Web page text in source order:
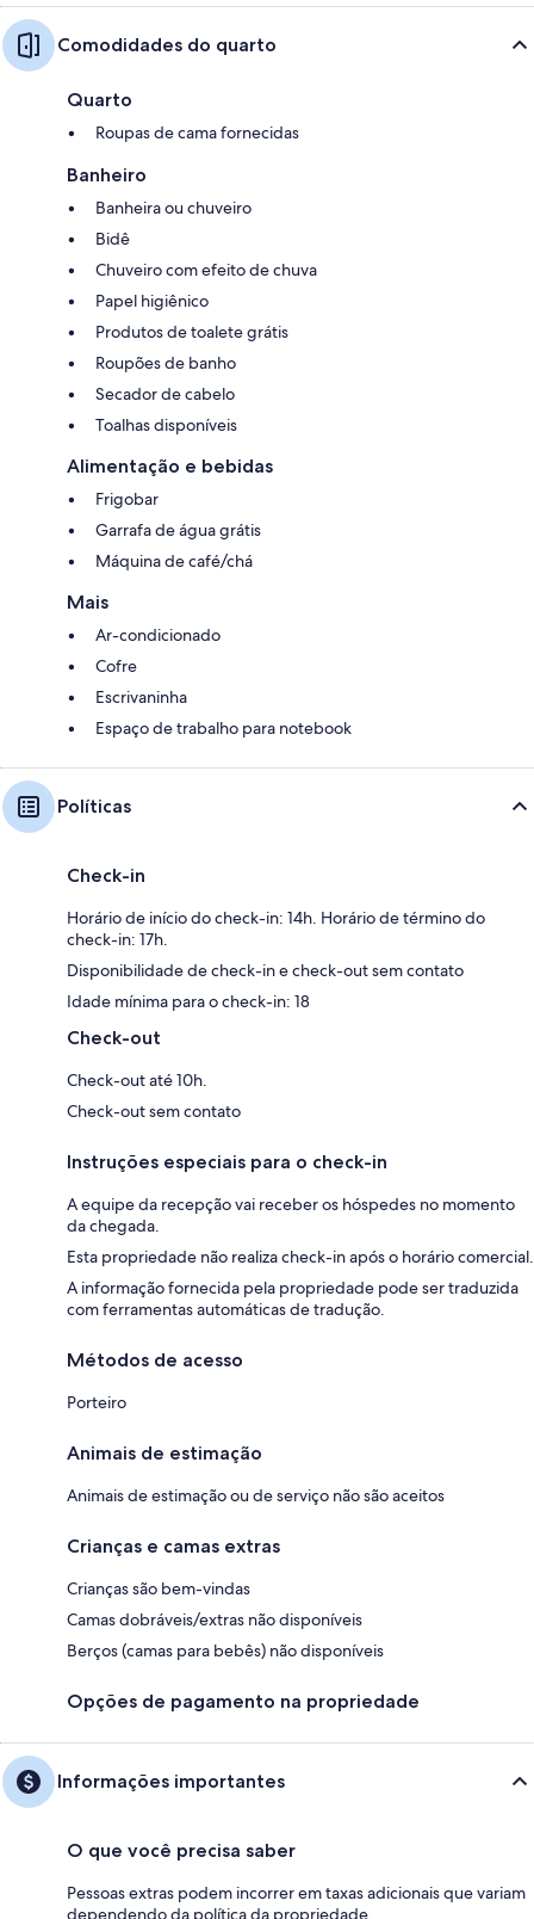
Comodidades do quarto
Quarto
Roupas de cama fornecidas
Banheiro
Banheira ou chuveiro
Bidê
Chuveiro com efeito de chuva
Papel higiênico
Produtos de toalete grátis
Roupões de banho
Secador de cabelo
Toalhas disponíveis
Alimentação e bebidas
Frigobar
Garrafa de água grátis
Máquina de café/chá
Mais
Ar-condicionado
Cofre
Escrivaninha
Espaço de trabalho para notebook
Políticas
Check-in
Horário de início do check-in: 14h. Horário de término do
check-in: 17h.
Disponibilidade de check-in e check-out sem contato
Idade mínima para o check-in: 18
Check-out
Check-out até 10h.
Check-out sem contato
Instruções especiais para o check-in
A equipe da recepção vai receber os hóspedes no momento
da chegada.
Esta propriedade não realiza check-in após o horário comercial.
A informação fornecida pela propriedade pode ser traduzida
com ferramentas automáticas de tradução.
Métodos de acesso
Porteiro
Animais de estimação
Animais de estimação ou de serviço não são aceitos
Crianças e camas extras
Crianças são bem-vindas
Camas dobráveis/extras não disponíveis
Berços (camas para bebês) não disponíveis
Opções de pagamento na propriedade
Informações importantes
O que você precisa saber
Pessoas extras podem incorrer em taxas adicionais que variam
dependendo da política da propriedade.